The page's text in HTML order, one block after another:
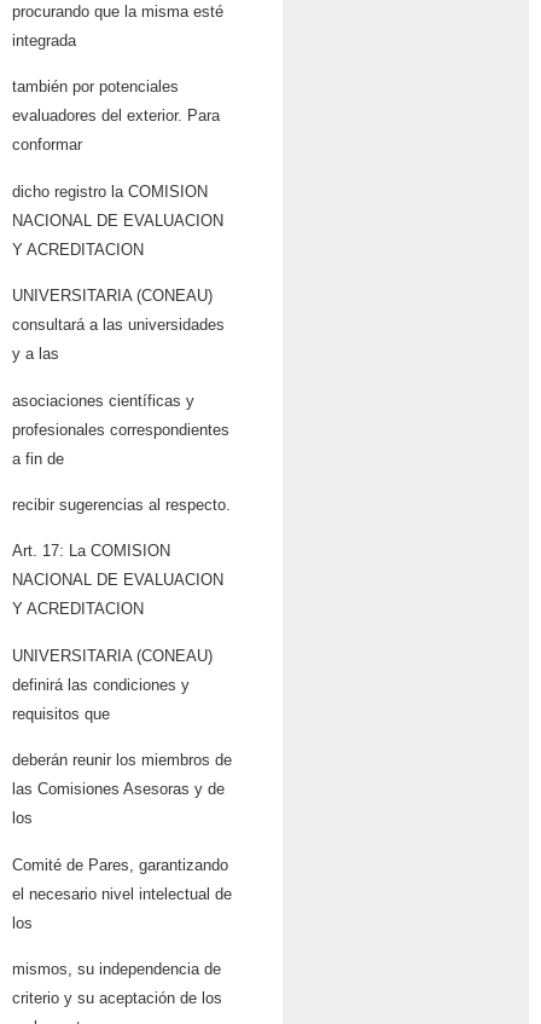
procurando que la misma esté
integrada
también por potenciales
evaluadores del exterior. Para
conformar
dicho registro la COMISION
NACIONAL DE EVALUACION
Y ACREDITACION
UNIVERSITARIA (CONEAU)
consultará a las universidades
y a las
asociaciones científicas y
profesionales correspondientes
a fin de
recibir sugerencias al respecto.
Art. 17: La COMISION
NACIONAL DE EVALUACION
Y ACREDITACION
UNIVERSITARIA (CONEAU)
definirá las condiciones y
requisitos que
deberán reunir los miembros de
las Comisiones Asesoras y de
los
Comité de Pares, garantizando
el necesario nivel intelectual de
los
mismos, su independencia de
criterio y su aceptación de los